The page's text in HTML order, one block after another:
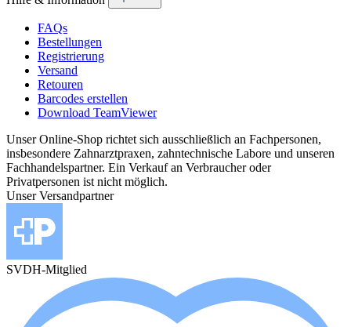
FAQs
Bestellungen
Registrierung
Versand
Retouren
Barcodes erstellen
Download TeamViewer
Unser Online-Shop richtet sich ausschließlich an Fachpersonen,
insbesondere Zahnarztpraxen, zahntechnische Labore und unseren
Fachhandelspartner. Ein Verkauf an Verbraucher oder
Privatpersonen ist nicht möglich.
Unser Versandpartner
SVDH-Mitglied